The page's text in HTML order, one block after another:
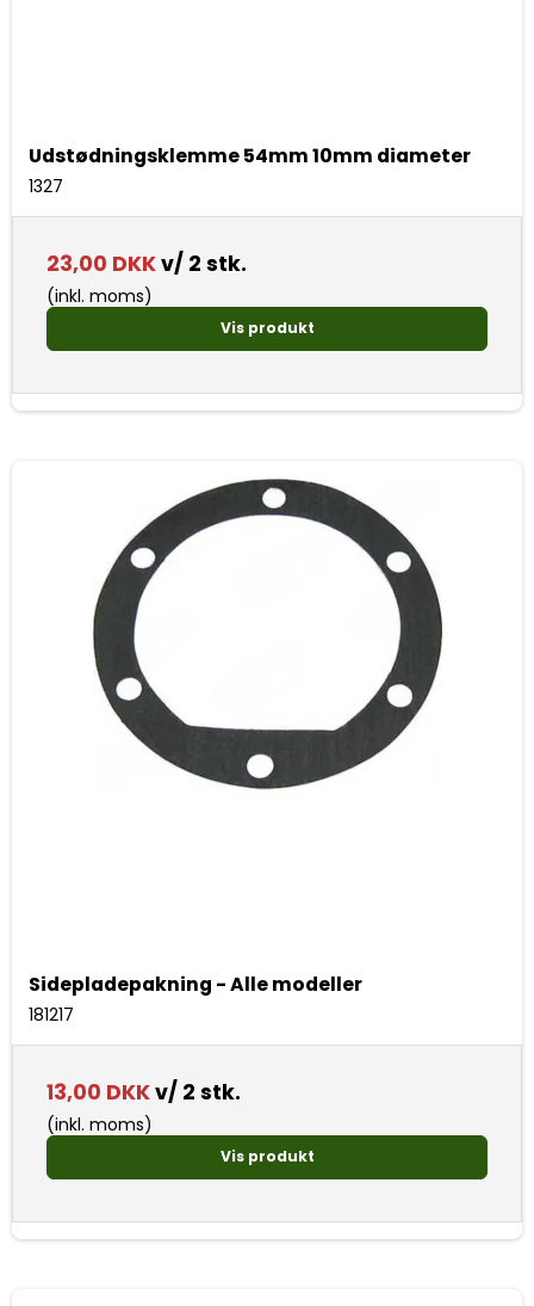
Udstødningsklemme 54mm 10mm diameter
1327
23,00 DKKv/ 2 stk.
(inkl. moms)
Vis produkt
Sidepladepakning - Alle modeller
181217
13,00 DKKv/ 2 stk.
(inkl. moms)
Vis produkt